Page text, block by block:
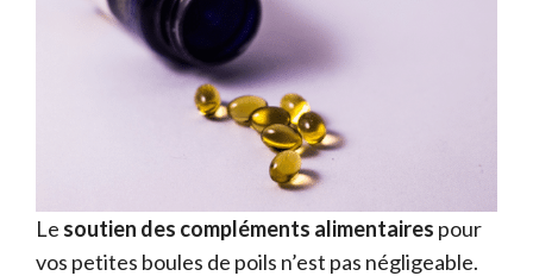
Le soutien des compléments alimentaires pour
vos petites boules de poils n’est pas négligeable.